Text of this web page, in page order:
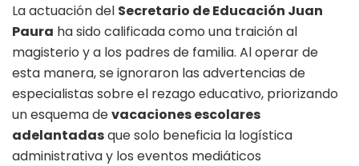
La actuación del Secretario de Educación Juan
Paura ha sido calificada como una traición al
magisterio y a los padres de familia. Al operar de
esta manera, se ignoraron las advertencias de
especialistas sobre el rezago educativo, priorizando
un esquema devacaciones escolares
adelantadasque solo beneficia la logística
administrativa y los eventos mediáticos